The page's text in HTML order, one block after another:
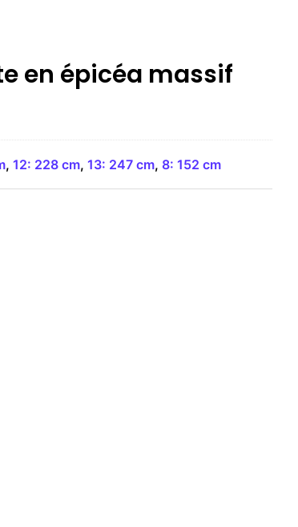
en épicéa massif
, 12: 228 cm, 13: 247 cm, 8: 152 cm